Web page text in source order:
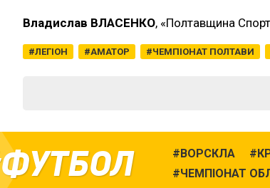
Владислав ВЛАСЕНКО, «Полтавщина
ЛЕГІОН АМАТОР ЧЕМПІОНАТ ПОЛТАВИ
ФУТБОЛ ВОРСКЛА
ЧЕМПІОНАТ